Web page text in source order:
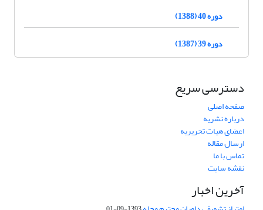
دوره 40 (1388)
دوره 39 (1387)
دسترسی سریع
صفحه اصلی
درباره نشریه
اعضای هیات تحریریه
ارسال مقاله
تماس با ما
نقشه سایت
آخرین اخبار